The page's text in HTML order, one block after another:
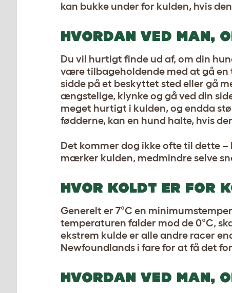
kan bukke under for kulden, hvis
HVORDAN VED MAN,
Du vil hurtigt finde ud af, om din
være tilbageholdende med at gå
sidde på et beskyttet sted eller gå
ængstelige, klynke og gå ved din
meget hurtigt i kulden, og endda
fødderne, kan en hund halte, hvis
Det kommer dog ikke ofte til dette –
mærker kulden, medmindre selve
HVOR KOLDT ER FOR
Generelt er 7°C en
temperaturen falder mod de 0°C,
ekstrem kulde er alle andre racer
Newfoundlands i fare for at få det
HVORDAN VED MAN,